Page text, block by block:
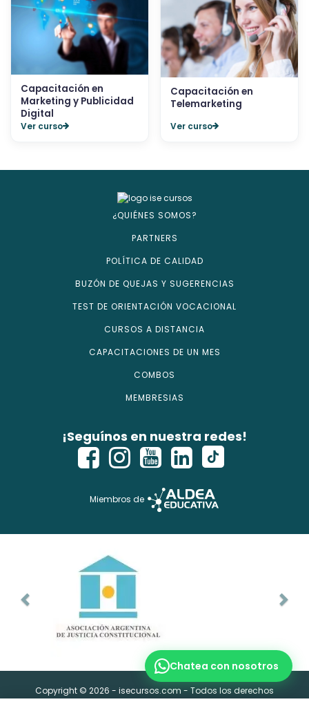
Capacitación en
Marketing y Publicidad
Digital
Ver curso
Capacitación en
Telemarketing
Ver curso
¿QUIÉNES SOMOS?
PARTNERS
POLÍTICA DE CALIDAD
BUZÓN DE QUEJAS Y SUGERENCIAS
TEST DE ORIENTACIÓN VOCACIONAL
CURSOS A DISTANCIA
CAPACITACIONES DE UN MES
COMBOS
MEMBRESIAS
¡Seguínos en nuestra redes!
Miembros de
Copyright © 2026 - isecursos.com - Todos los derechos
ISE CURSOS® es marca registrada. Instituto Nacional de la
Propiedad Industrial Ref Web. 1354274 y Expte. 2760614
Chatea con nosotros